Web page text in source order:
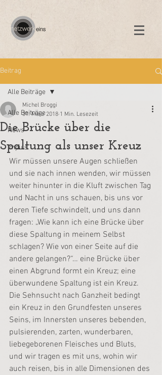
Beitrag
Alle Beiträge
News
Impuls
Alle Beiträge
Die Brücke über die
Spaltung als unser Kreuz
Michel Broggi
31. März 2018 1 Min. Lesezeit
Wir müssen unsere Augen schließen
und sie nach innen wenden, wir müssen
weiter hinunter in die Kluft zwischen Tag
und Nacht in uns schauen, bis uns vor
deren Tiefe schwindelt, und uns dann
fragen: „Wie kann ich eine Brücke über
diese Spaltung in meinem Selbst
schlagen? Wie von einer Seite auf die
andere gelangen?“… eine Brücke über
einen Abgrund formt ein Kreuz; eine
überwundene Spaltung ist ein Kreuz.
Die Sehnsucht nach Ganzheit bedingt
ein Kreuz in den Grundfesten unseres
Seins, im Innersten unseres bebenden,
pulsierenden, zarten, wunderbaren,
liebegeborenen Fleisches und Bluts,
und wir tragen es mit uns, wohin wir
auch reisen, bis in alle Dimensionen des